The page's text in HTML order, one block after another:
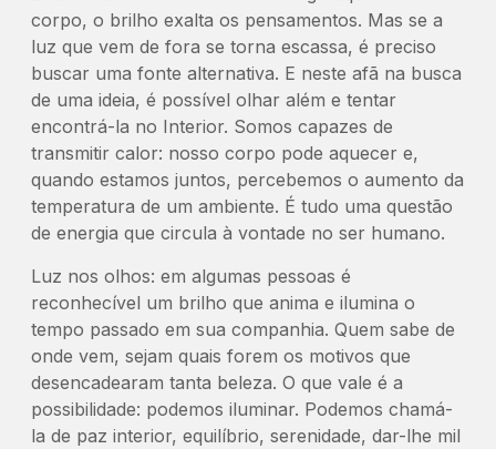
corpo, o brilho exalta os pensamentos. Mas se a
luz que vem de fora se torna escassa, é preciso
buscar uma fonte alternativa. E neste afã na busca
de uma ideia, é possível olhar além e tentar
encontrá-la no Interior. Somos capazes de
transmitir calor: nosso corpo pode aquecer e,
quando estamos juntos, percebemos o aumento da
temperatura de um ambiente. É tudo uma questão
de energia que circula à vontade no ser humano.
Luz nos olhos: em algumas pessoas é
reconhecível um brilho que anima e ilumina o
tempo passado em sua companhia. Quem sabe de
onde vem, sejam quais forem os motivos que
desencadearam tanta beleza. O que vale é a
possibilidade: podemos iluminar. Podemos chamá-
la de paz interior, equilíbrio, serenidade, dar-lhe mil